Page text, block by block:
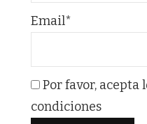
Email*
Por favor, acepta
condiciones